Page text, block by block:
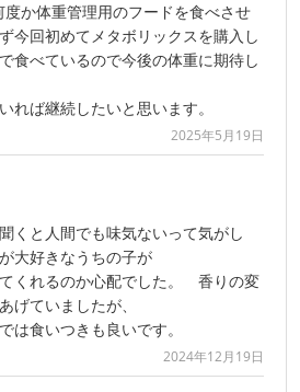
か体重管理用のフードを食べさせ
今回初めてメタボリックスを購入し
食べているので今後の体重に期待し
れば継続したいと思います。
2025年5月19日
と人間でも味気ないって気がし
大好きなうちの子が
くれるのか心配でした。 香りの変
げていましたが、
は食いつきも良いです。
2024年12月19日